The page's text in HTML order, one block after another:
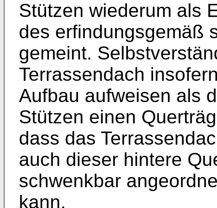
Stützen wiederum als
des erfindungsgemäß
gemeint.
Terrassendach
Aufbau aufweisen als
Stützen einen
dass das
auch dieser hintere
schwenkbar
kann.